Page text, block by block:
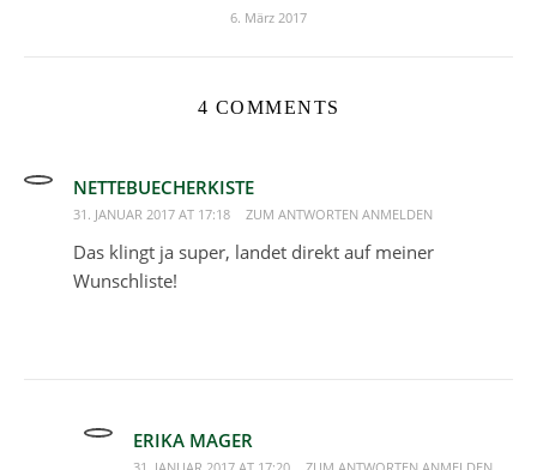
6. März 2017
4 COMMENTS
NETTEBUECHERKISTE
31. JANUAR 2017 AT 17:18 ZUM ANTWORTEN ANMELDEN
Das klingt ja super, landet direkt auf meiner
Wunschliste!
ERIKA MAGER